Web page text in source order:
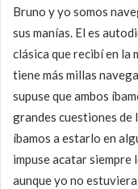
Bruno y yo somos
sus manías. El es
clásica que recibí en la
tiene más millas
supuse que ambos
grandes cuestiones de
íbamos a estarlo en
impuse acatar siempre
aunque yo no